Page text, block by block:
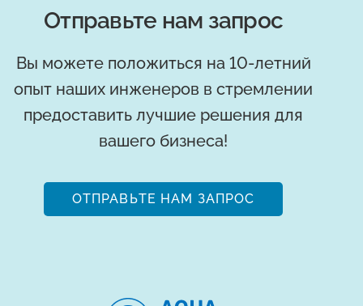
Отправьте нам запрос
Вы можете положиться на 10-летний
опыт наших инженеров в стремлении
предоставить лучшие решения для
вашего бизнеса!
ОТПРАВЬТЕ НАМ ЗАПРОС